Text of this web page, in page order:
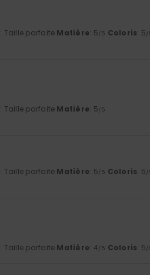
: Taille parfaite Matière: 5 /5 Coloris: 5 /
: Taille parfaite Matière: 5 /5
: Taille parfaite Matière: 5 /5 Coloris: 5 /
: Taille parfaite Matière: 4 /5 Coloris: 5 /